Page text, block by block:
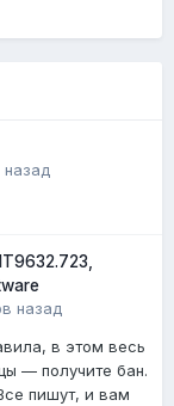
назад
в этом весь
— получите бан.
пишут, и вам